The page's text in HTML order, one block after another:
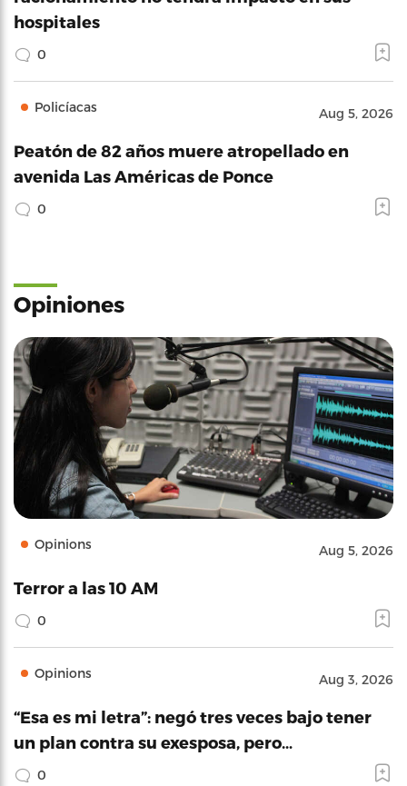
hospitales
0
Policíacas Aug 5, 2026
Peatón de 82 años muere atropellado en
avenida Las Américas de Ponce
0
Opiniones
Opinions Aug 5, 2026
Terror a las 10 AM
0
Opinions Aug 3, 2026
“Esa es mi letra”: negó tres veces bajo tener
un plan contra su exesposa, pero…
0